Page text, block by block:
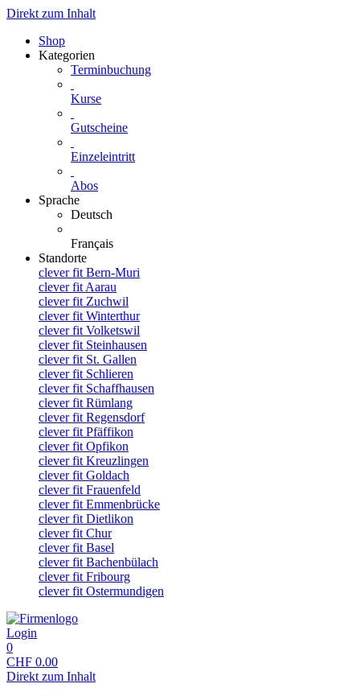
Direkt zum Inhalt
Shop
Kategorien
Terminbuchung
Kurse
Gutscheine
Einzeleintritt
Abos
Sprache
Deutsch
Français
Standorte
clever fit Bern-Muri
clever fit Aarau
clever fit Zuchwil
clever fit Winterthur
clever fit Volketswil
clever fit Steinhausen
clever fit St. Gallen
clever fit Schlieren
clever fit Schaffhausen
clever fit Rümlang
clever fit Regensdorf
clever fit Pfäffikon
clever fit Opfikon
clever fit Kreuzlingen
clever fit Goldach
clever fit Frauenfeld
clever fit Emmenbrücke
clever fit Dietlikon
clever fit Chur
clever fit Basel
clever fit Bachenbülach
clever fit Fribourg
clever fit Ostermundigen
Login
0
CHF 0.00
Direkt zum Inhalt